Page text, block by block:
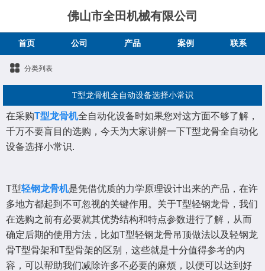
佛山市全田机械有限公司
首页 公司 产品 案例 联系
分类列表
T型龙骨机全自动设备选择小常识
在采购T型龙骨机全自动化设备时如果您对这方面不够了解，
千万不要盲目的选购，今天为大家讲解一下T型龙骨全自动化
设备选择小常识.
T型轻钢龙骨机是凭借优质的力学原理设计出来的产品，在许
多地方都起到不可忽视的关键作用。关于T型轻钢龙骨，我们
在选购之前有必要就其优势结构和特点参数进行了解，从而
确定后期的使用方法，比如T型轻钢龙骨吊顶做法以及轻钢龙
骨T型骨架和T型骨架的区别，这些就是十分值得参考的内
容，可以帮助我们减除许多不必要的麻烦，以便可以达到好